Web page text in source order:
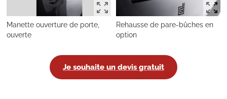
Manette ouverture de porte,
ouverte
Rehausse de pare-bûches en
option
Je souhaite un devis gratuit